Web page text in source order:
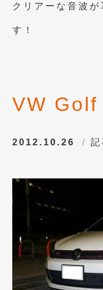
2009年11月
2009年7月
クリアーな音波
す！
VW
2012.10.26